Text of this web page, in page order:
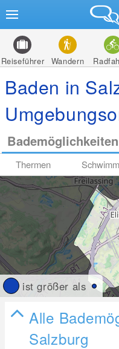
Reiseführer Wandern
Baden in
Bademöglichkeiten
Thermen
ist größer als
Alle
Salzburg